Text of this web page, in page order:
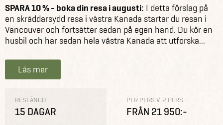
SPARA 10 % - boka din resa i augusti: I detta förslag på
en skräddarsydd resa i västra Kanada startar du resan i
Vancouver och fortsätter sedan på egen hand. Du kör en
husbil och har sedan hela västra Kanada att utforska...
Läs mer
RESLÄNGD
15 DAGAR
PER PERS V. 2 PERS
FRÅN 21 950:-